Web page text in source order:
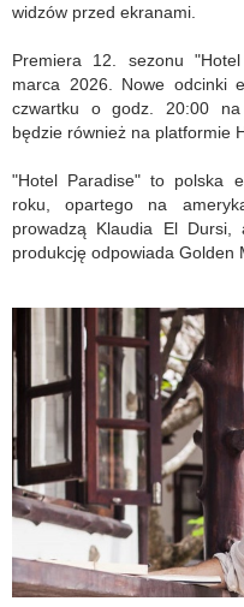
widzów przed ekranami.
Premiera 12. sezonu
marca 2026. Nowe odcinki
czwartku o godz. 20:00
będzie również na platformie
"Hotel Paradise" to polska
roku, opartego na
prowadzą Klaudia El
produkcję odpowiada Golden